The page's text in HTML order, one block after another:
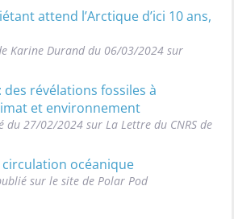
attend l’Arctique d’ici 10 ans,
Karine Durand du 06/03/2024 sur
des révélations fossiles à
et environnement
du 27/02/2024 sur La Lettre du CNRS de
circulation océanique
sur le site de Polar Pod